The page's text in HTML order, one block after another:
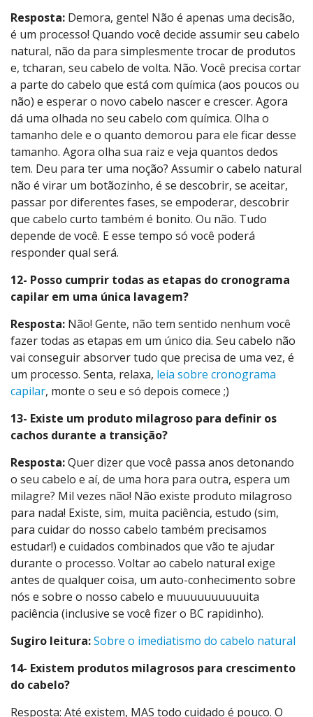
Resposta: Demora, gente! Não é apenas uma decisão,
é um processo! Quando você decide assumir seu cabelo
natural, não da para simplesmente trocar de produtos
e, tcharan, seu cabelo de volta. Não. Você precisa cortar
a parte do cabelo que está com química (aos poucos ou
não) e esperar o novo cabelo nascer e crescer. Agora
dá uma olhada no seu cabelo com química. Olha o
tamanho dele e o quanto demorou para ele ficar desse
tamanho. Agora olha sua raiz e veja quantos dedos
tem. Deu para ter uma noção? Assumir o cabelo natural
não é virar um botãozinho, é se descobrir, se aceitar,
passar por diferentes fases, se empoderar, descobrir
que cabelo curto também é bonito. Ou não. Tudo
depende de você. E esse tempo só você poderá
responder qual será.
12- Posso cumprir todas as etapas do cronograma
capilar em uma única lavagem?
Resposta: Não! Gente, não tem sentido nenhum você
fazer todas as etapas em um único dia. Seu cabelo não
vai conseguir absorver tudo que precisa de uma vez, é
um processo. Senta, relaxa, leia sobre cronograma
capilar, monte o seu e só depois comece ;)
13- Existe um produto milagroso para definir os
cachos durante a transição?
Resposta:Quer dizer que você passa anos detonando
o seu cabelo e aí, de uma hora para outra, espera um
milagre? Mil vezes não! Não existe produto milagroso
para nada! Existe, sim, muita paciência, estudo (sim,
para cuidar do nosso cabelo também precisamos
estudar!) e cuidados combinados que vão te ajudar
durante o processo. Voltar ao cabelo natural exige
antes de qualquer coisa, um auto-conhecimento sobre
nós e sobre o nosso cabelo e muuuuuuuuuuita
paciência (inclusive se você fizer o BC rapidinho).
Sugiro leitura:Sobre o imediatismo do cabelo natural
14- Existem produtos milagrosos para crescimento
do cabelo?
Resposta: Até existem, MAS todo cuidado é pouco. O